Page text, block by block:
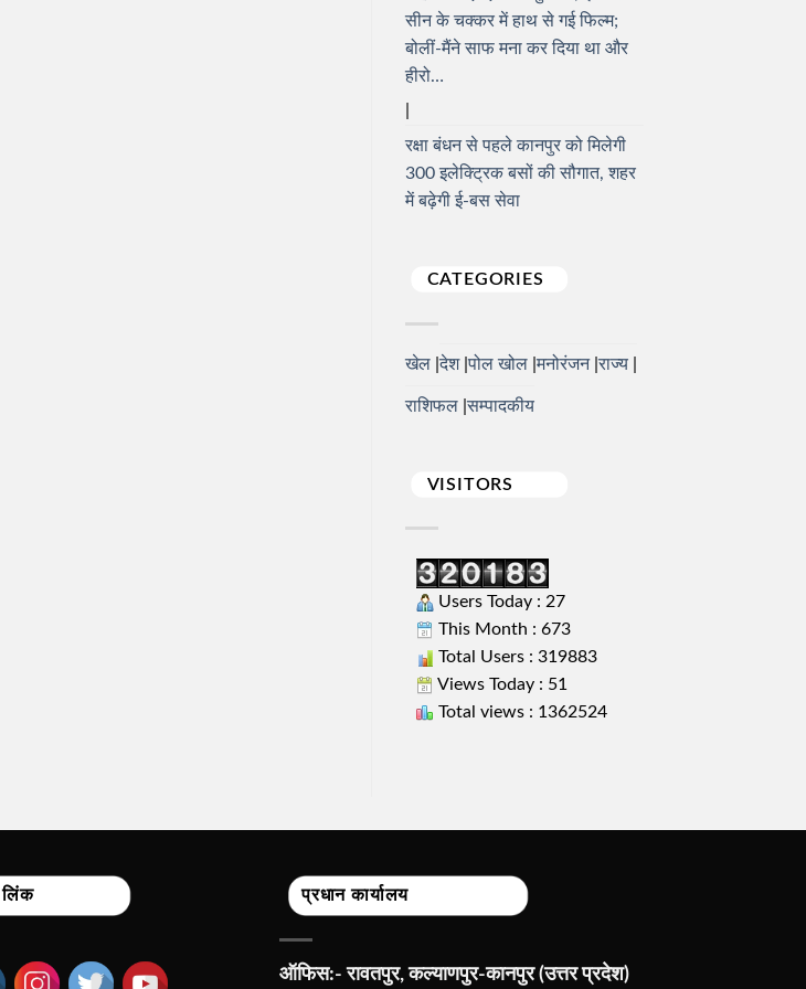
सीन के चक्कर में हाथ से गई फिल्म;
बोलीं-मैंने साफ मना कर दिया था और
हीरो…
रक्षा बंधन से पहले कानपुर को मिलेगी
300 इलेक्ट्रिक बसों की सौगात, शहर
में बढ़ेगी ई-बस सेवा
CATEGORIES
खेल देश पोल खोल मनोरंजन राज्य
राशिफल सम्पादकीय
VISITORS
Users Today : 27
This Month : 673
Total Users : 319883
Views Today : 51
Total views : 1362524
लिंक प्रधान कार्यालय
ऑफिस:- रावतपुर, कल्याणपुर-कानपुर (उत्तर प्रदेश)